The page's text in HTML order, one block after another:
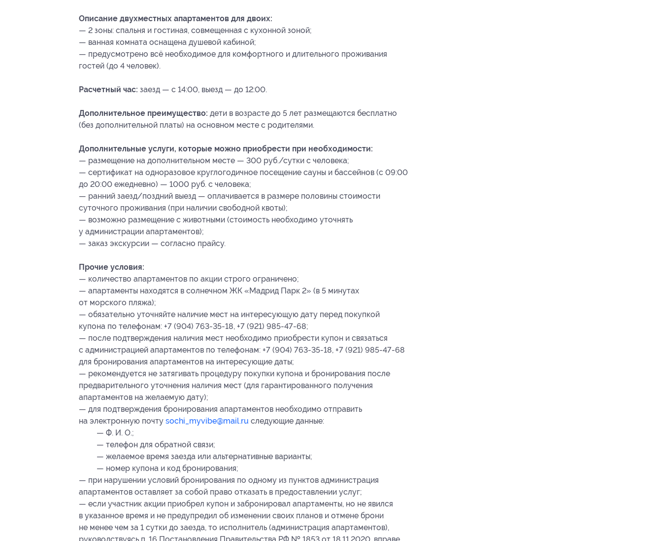
Описание двухместных апартаментов для двоих:
— 2 зоны: спальня и гостиная, совмещенная с кухонной зоной;
— ванная комната оснащена душевой кабиной;
— предусмотрено всё необходимое для комфортного и длительного проживания
гостей (до 4 человек).
Расчетный час: заезд — с 14:00, выезд — до 12:00.
Дополнительное преимущество: дети в возрасте до 5 лет размещаются бесплатно
(без дополнительной платы) на основном месте с родителями.
Дополнительные услуги, которые можно приобрести при необходимости:
— размещение на дополнительном месте — 300 руб./сутки с человека;
— сертификат на одноразовое круглогодичное посещение сауны и бассейнов (с 09:00
до 20:00 ежедневно) — 1000 руб. с человека;
— ранний заезд/поздний выезд — оплачивается в размере половины стоимости
суточного проживания (при наличии свободной квоты);
— возможно размещение с животными (стоимость необходимо уточнять
у администрации апартаментов);
— заказ экскурсии — согласно прайсу.
Прочие условия:
— количество апартаментов по акции строго ограничено;
— апартаменты находятся в солнечном ЖК «Мадрид Парк 2» (в 5 минутах
от морского пляжа);
— обязательно уточняйте наличие мест на интересующую дату перед покупкой
купона по телефонам: +7 (904) 763-35-18, +7 (921) 985-47-68;
— после подтверждения наличия мест необходимо приобрести купон и связаться
с администрацией апартаментов по телефонам: +7 (904) 763-35-18, +7 (921) 985-47-68
для бронирования апартаментов на интересующие даты;
— рекомендуется не затягивать процедуру покупки купона и бронирования после
предварительного уточнения наличия мест (для гарантированного получения
апартаментов на желаемую дату);
— для подтверждения бронирования апартаментов необходимо отправить
на электронную почту sochi_myvibe@mail.ru следующие данные:
— Ф. И. О.;
— телефон для обратной связи;
— желаемое время заезда или альтернативные варианты;
— номер купона и код бронирования;
— при нарушении условий бронирования по одному из пунктов администрация
апартаментов оставляет за собой право отказать в предоставлении услуг;
— если участник акции приобрел купон и забронировал апартаменты, но не явился
в указанное время и не предупредил об изменении своих планов и отмене брони
не менее чем за 1 сутки до заезда, то исполнитель (администрация апартаментов),
руководствуясь п. 16 Постановления Правительства РФ № 1853 от 18.11.2020, вправе